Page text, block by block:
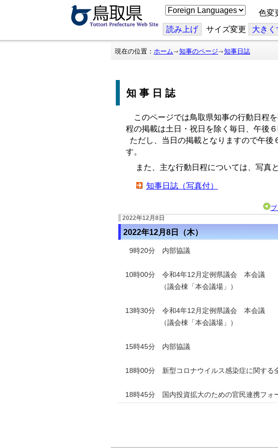
こ
の
ジ
を
翻
色変
読み上げ サイズ変更 大きく
現在の位置： ホーム 知事のページ 知事日誌
知事日誌
このページでは鳥取県知事の行動日程
程の掲載は土日・祝日を除く毎日、午後
ただし、当日の掲載となりますので午後
す。
また、主な行動日程については、写真
知事日誌（写真付）
ブ
2022年12月8日
2022年12月8日（木）
9時20分 内部協議
10時00分 令和4年12月定例県議会 本会議
（議会棟「本会議場」）
13時30分 令和4年12月定例県議会 本会議
（議会棟「本会議場」）
15時45分 内部協議
18時00分 新型コロナウイルス感染症に関する
18時45分 国内投資拡大のための官民連携フォ